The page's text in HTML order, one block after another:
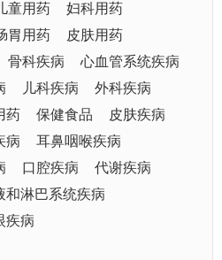
童用药
妇科用药
胃用药
皮肤用药
骨科疾病
心血管系统疾病
儿科疾病
外科疾病
药 保健食品
皮肤疾病
病
耳鼻咽喉疾病
口腔疾病
代谢疾病
和淋巴系统疾病
疾病